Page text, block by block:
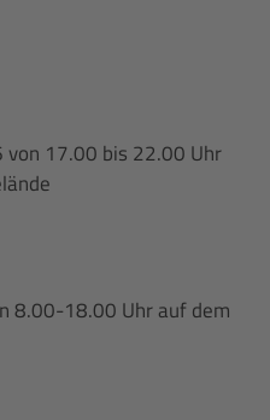
17.00 bis 22.00 Uhr
8.00-18.00 Uhr auf dem